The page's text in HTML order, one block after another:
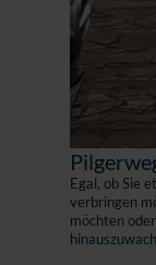
Egal, ob Sie
verbringen
möchten